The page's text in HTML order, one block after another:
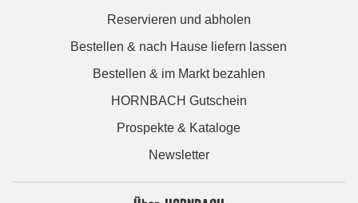
Reservieren und abholen
Bestellen & nach Hause liefern lassen
Bestellen & im Markt bezahlen
HORNBACH Gutschein
Prospekte & Kataloge
Newsletter